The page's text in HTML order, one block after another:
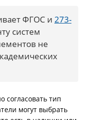
ФГОС и 273-
систем
не
согласовать тип
могут выбрать